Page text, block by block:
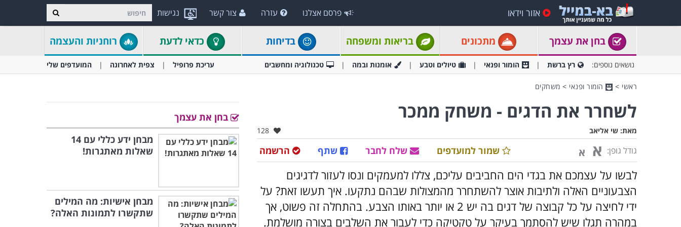
נגישות אזור וידאו פרסם אצלנו עזרה צור קשר
בחן את עצמך מתכונים בריאות ומשפחה בדיחות כדאי לדעת רוחניות והעצמה
נושאים נוספים: רץ ברשת הומור ופנאי טיולים וטבע אומנות ובמה טכנולוגיה ומחשבים עריכת פרופיל צפית לאחרונה המועדפים שלי
ראשי > הומור ופנאי > משחקים
לשחרר את הדגים - משחק ממכר
מאת: שי אליאב אהבו:
128
גודל גופן: א א הרשמה שתף שלח לחבר שמור למועדפים
לבשו על עצמכם את בגדי הים החביבים עליכם, צללו למעמקים ונסו לעזור לדגיגים
הצבעוניים האלה ולתיבות אוצר להשתחרר מהמצולות שבהם נתקעו. איך תעשו זאת? על
ידי לחיצה על כל קבוצה של דגים בה יש 2 או יותר באותו הצבע. בהתחלה זה פשוט, אך
במהרה תגלו שיש להסתמך בעיקר על טקטיקה כדי לעבור את השלבים בצורה מושלמת.
בחן את עצמך
מבחן ידע כללי עם 14
שאלות מאתגרות!
מבחן אישיות: מה המילים
שתקשרו לתמונות האלה?